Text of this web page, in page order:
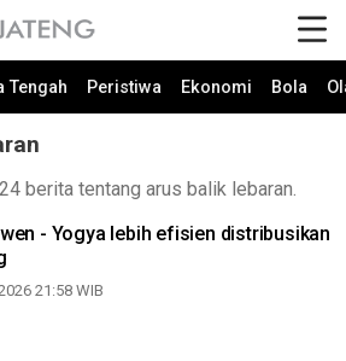
Tengah Peristiwa Ekonomi Bola
berita tentang arus balik lebaran.
- Yogya lebih efisien distribusikan
21:58 WIB